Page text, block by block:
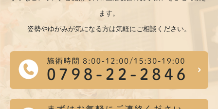
ます。
姿勢やゆがみが気になる方は気軽にご相談ください。